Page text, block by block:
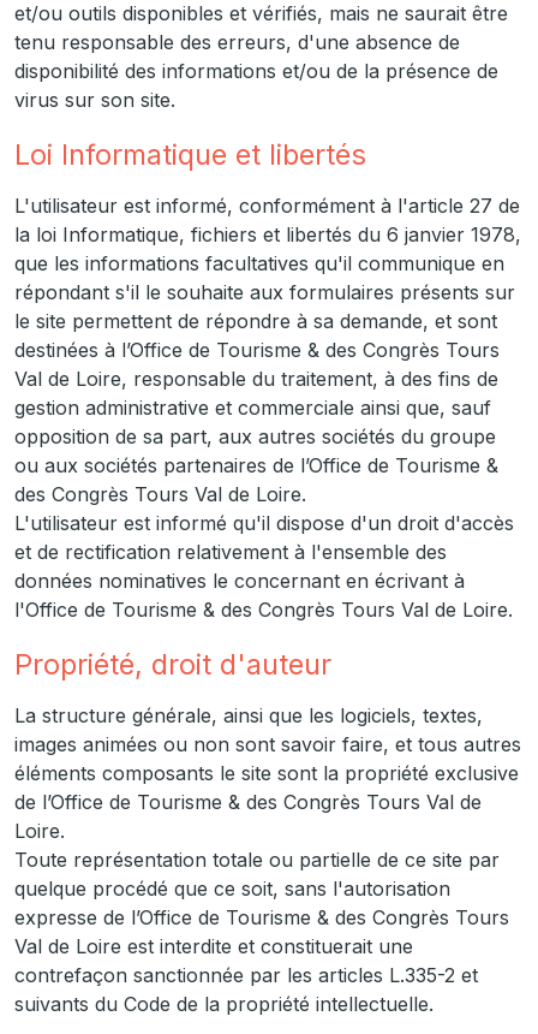
et/ou outils disponibles et vérifiés, mais ne saurait être
tenu responsable des erreurs, d'une absence de
disponibilité des informations et/ou de la présence de
virus sur son site.
Loi Informatique et libertés
L'utilisateur est informé, conformément à l'article 27 de
la loi Informatique, fichiers et libertés du 6 janvier 1978,
que les informations facultatives qu'il communique en
répondant s'il le souhaite aux formulaires présents sur
le site permettent de répondre à sa demande, et sont
destinées à l’Office de Tourisme & des Congrès Tours
Val de Loire, responsable du traitement, à des fins de
gestion administrative et commerciale ainsi que, sauf
opposition de sa part, aux autres sociétés du groupe
ou aux sociétés partenaires de l’Office de Tourisme &
des Congrès Tours Val de Loire.
L'utilisateur est informé qu'il dispose d'un droit d'accès
et de rectification relativement à l'ensemble des
données nominatives le concernant en écrivant à
l'Office de Tourisme & des Congrès Tours Val de Loire.
Propriété, droit d'auteur
La structure générale, ainsi que les logiciels, textes,
images animées ou non sont savoir faire, et tous autres
éléments composants le site sont la propriété exclusive
de l’Office de Tourisme & des Congrès Tours Val de
Loire.
Toute représentation totale ou partielle de ce site par
quelque procédé que ce soit, sans l'autorisation
expresse de l’Office de Tourisme & des Congrès Tours
Val de Loire est interdite et constituerait une
contrefaçon sanctionnée par les articles L.335-2 et
suivants du Code de la propriété intellectuelle.